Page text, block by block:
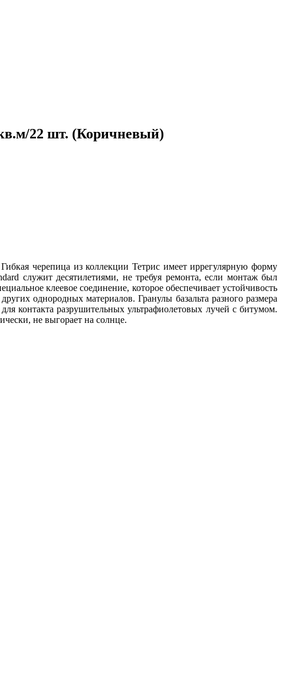
22 шт. (Коричневый)
черепица из коллекции Тетрис имеет иррегулярную форму
служит десятилетиями, не требуя ремонта, если монтаж был
клеевое соединение, которое обеспечивает устойчивость
однородных материалов. Гранулы базальта разного размера
контакта разрушительных ультрафиолетовых лучей с битумом.
не выгорает на солнце.